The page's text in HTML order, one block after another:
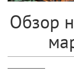
Обзор